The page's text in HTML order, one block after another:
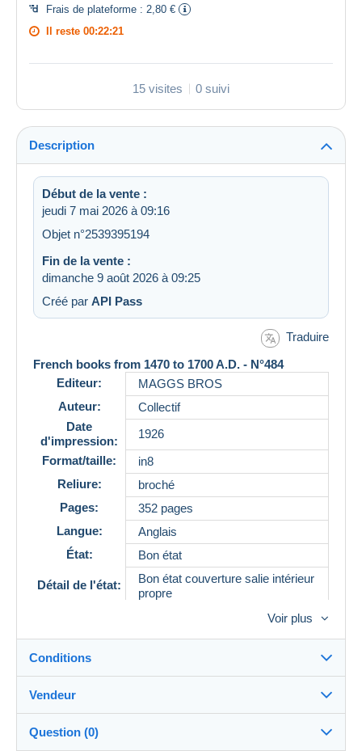
Frais de plateforme : 2,80 €
Il reste 00:22:20
15 visites 0 suivi
Description
Début de la vente :
jeudi 7 mai 2026 à 09:16
Objet n°2539395194
Fin de la vente :
dimanche 9 août 2026 à 09:25
Créé par API Pass
Traduire
French books from 1470 to 1700 A.D. - N°484
Editeur:
MAGGS BROS
Auteur:
Collectif
Date
d'impression:
1926
Format/taille:
in8
Reliure:
broché
Pages:
352 pages
Langue:
Anglais
État:
Bon état
Détail de l'état:
Bon état couverture salie intérieur
propre
Voir plus
Conditions
Vendeur
Question (0)